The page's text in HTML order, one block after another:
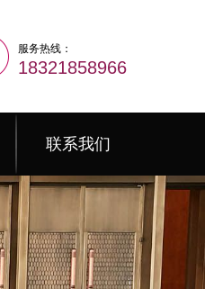
服务热线：
18321858966
联系我们